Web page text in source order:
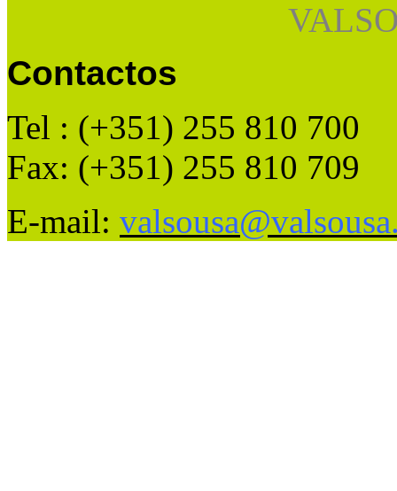
Contactos
Tel : (+351) 255 810 700
Fax: (+351) 255 810 709
E-mail: